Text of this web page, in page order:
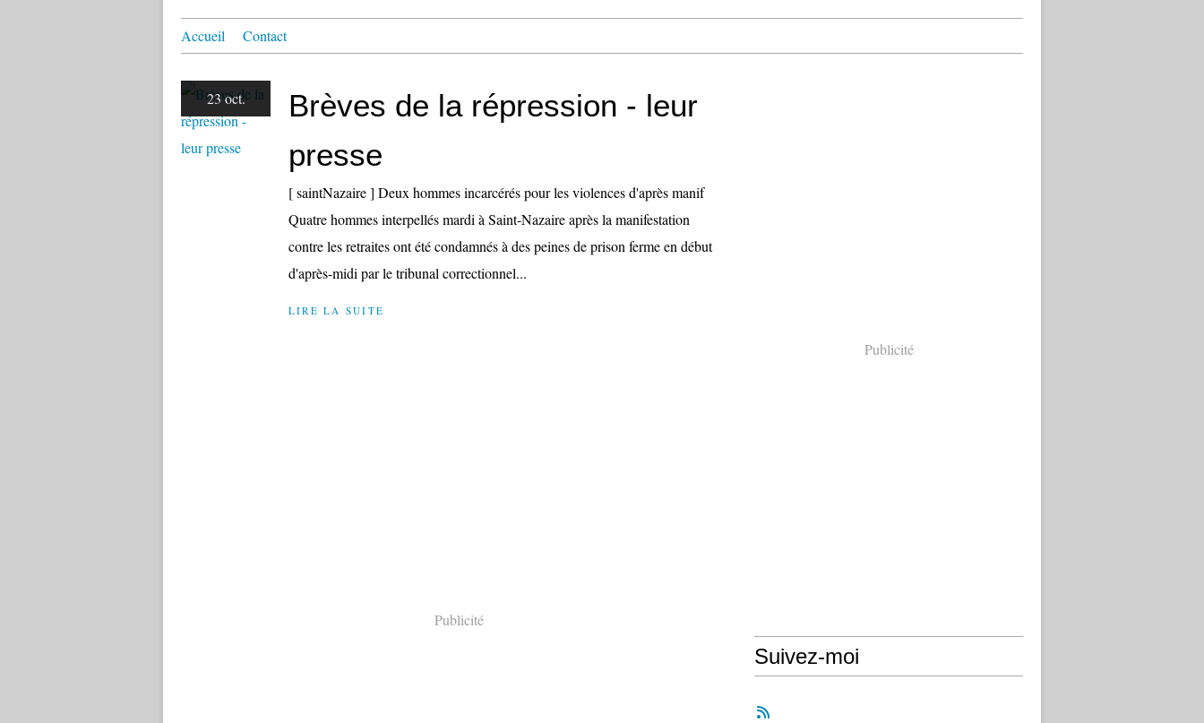
Accueil Contact
23 oct.
Brèves de la répression - leur
presse
[ saintNazaire ] Deux hommes incarcérés pour les violences d'après manif
Quatre hommes interpellés mardi à Saint-Nazaire après la manifestation
contre les retraites ont été condamnés à des peines de prison ferme en début
d'après-midi par le tribunal correctionnel...
LIRE LA SUITE
Publicité
Publicité
Suivez-moi